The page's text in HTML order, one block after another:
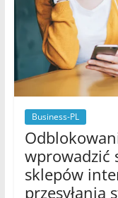
Business-PL
wprowadzić
sklepów
przesyłania